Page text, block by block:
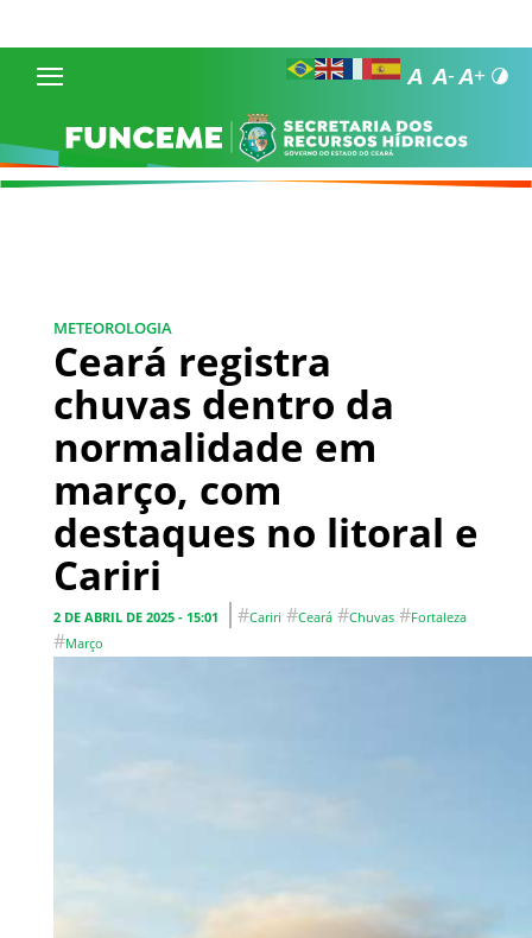
METEOROLOGIA
Ceará registra
chuvas dentro da
normalidade em
março, com
destaques no litoral e
Cariri
2 DE ABRIL DE 2025 - 15:01 #Cariri #Ceará #Chuvas #Fortaleza
#Março